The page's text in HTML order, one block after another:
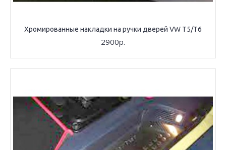
Хромированные накладки на ручки дверей VW T5/T6
2900р.